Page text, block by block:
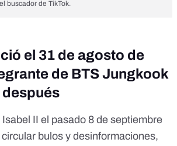
buscador de TikTok.
el 31 de agosto de
de BTS Jungkook
después
II el pasado 8 de septiembre
circular bulos y desinformaciones,